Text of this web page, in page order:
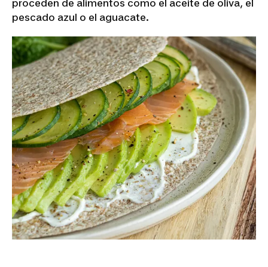
proceden de alimentos como el aceite de oliva, el
pescado azul o el aguacate.